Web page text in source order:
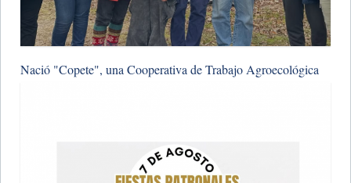
Nació "Copete", una Cooperativa de Trabajo Agroecológica